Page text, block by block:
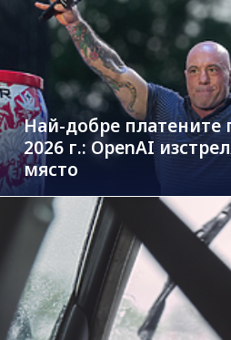
Най-добре платените
2026 г.: OpenAI
място